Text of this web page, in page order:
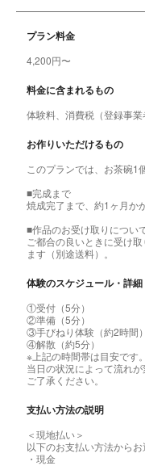
プラン料金
4,200円〜
料金に含まれるもの
体験料、消費税（登録事
お作りいただけるもの
このプランでは、お茶碗1
■完成まで
焼成完了まで、約1ヶ月か
■作品のお受け取りについ
ご都合の良いときに受け
ます（別途送料）。
体験のスケジュール・詳細
①受付（5分）
②準備（5分）
③手びねり体験（約2時間）
④解散（約5分）
※上記の時間帯は目安です。
当日の状況によって流れ
ご了承ください。
支払い方法の説明
＜現地払い＞
以下のお支払い方法からお
・現金